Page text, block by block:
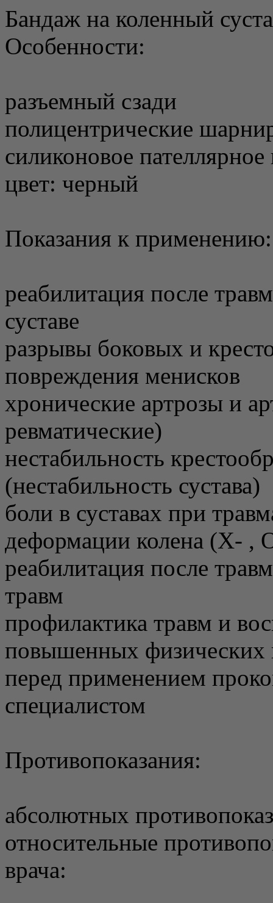
Бандаж на коленный
Особенности:
разъемный сзади
полицентрические
силиконовое пателлярное
цвет: черный
Показания к применению:
реабилитация после
суставе
разрывы боковых и
повреждения менисков
хронические артрозы и
ревматические)
нестабильность
(нестабильность сустава)
боли в суставах при
деформации колена (Х- ,
реабилитация после
травм
профилактика травм и
повышенных физических
перед применением
специалистом
Противопоказания:
абсолютных
относительные
врача: